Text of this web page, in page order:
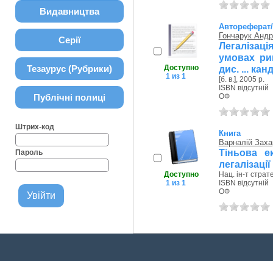
Видавництва
Серії
Тезаурус (Рубрики)
Публічні полиці
Штрих-код
Пароль
Доступно
1 из 1
Гончарук
умовах
дис. ...
[б. в.], 2005 р.
ISBN відсутній
ОФ
Доступно
1 из 1
Книга
Варналій
Тіньова
легалізації
Нац. ін-т
ISBN відсутній
ОФ